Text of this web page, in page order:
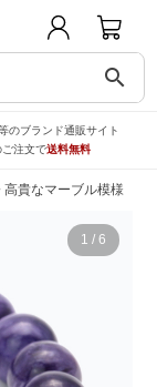
search
のブランド通販サイト
注文で送料無料
高貴なマーブル模様 【
1 / 6